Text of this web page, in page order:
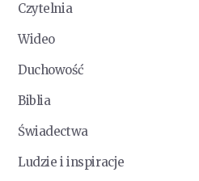
Czytelnia
Wideo
Duchowość
Biblia
Świadectwa
Ludzie i inspiracje